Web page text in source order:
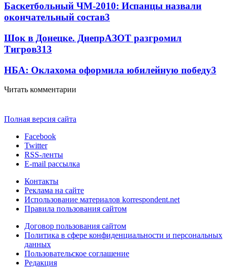
Баскетбольный ЧМ-2010: Испанцы назвали
окончательный состав3
Шок в Донецке. ДнепрАЗОТ разгромил
Тигров313
НБА: Оклахома оформила юбилейную победу3
Читать комментарии
Полная версия сайта
Facebook
Twitter
RSS-ленты
E-mail рассылка
Контакты
Реклама на сайте
Использование материалов korrespondent.net
Правила пользования сайтом
Договор пользования сайтом
Политика в сфере конфиденциальности и персональных
данных
Пользовательское соглашение
Редакция